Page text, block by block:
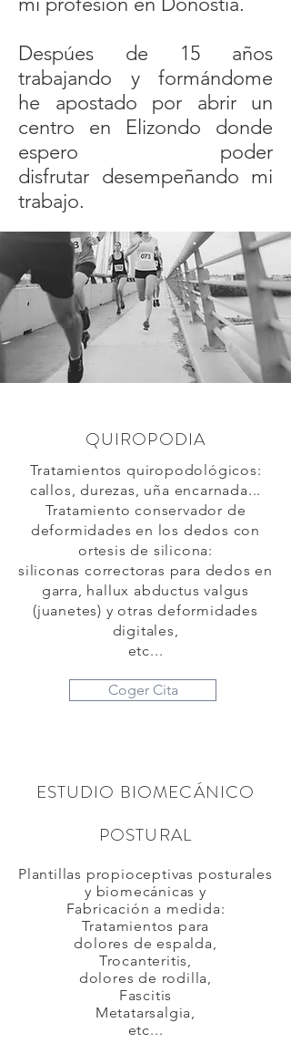
Despúes de 15 años
trabajando y formándome
he apostado por abrir un
centro en Elizondo donde
espero poder
disfrutar desempeñando mi
trabajo.
QUIROPODIA
Tratamientos quiropodológicos:
callos, durezas, uña encarnada...
Tratamiento conservador de
deformidades en los dedos con
ortesis de silicona:
siliconas correctoras para dedos en
garra, hallux abductus valgus
(juanetes) y otras deformidades
digitales,
etc...
Coger Cita
ESTUDIO BIOMECÁNICO
POSTURAL
Plantillas propioceptivas posturales
y biomecánicas y
Fabricación a medida:
Tratamientos para
dolores de espalda,
Trocanteritis,
dolores de rodilla,
Fascitis
Metatarsalgia,
etc...